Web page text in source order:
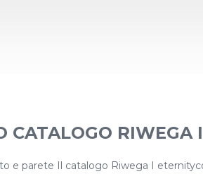
CATALOGO RIWEGA
e parete Il catalogo Riwega I